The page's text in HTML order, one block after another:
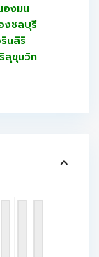
องมน
งชลบุรี
นสิริ
สุขุมวิท